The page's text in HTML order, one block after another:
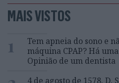
MAIS VISTOS
1
Tem apneia do sono e
máquina CPAP? Há
Opinião de um dentista
4 de agosto de 1578. D.